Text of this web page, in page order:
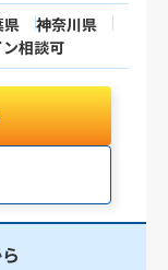
県
神奈川県
相談可